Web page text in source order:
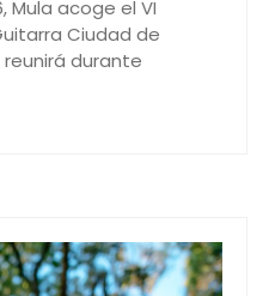
Mula acoge el VI
Ciudad de
durante